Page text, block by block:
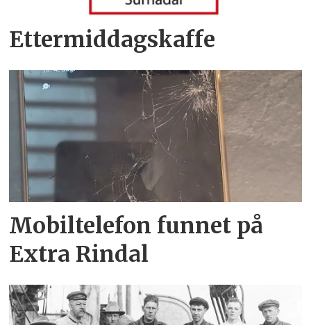
Ettermiddagskaffe
Mobiltelefon funnet på
Extra Rindal